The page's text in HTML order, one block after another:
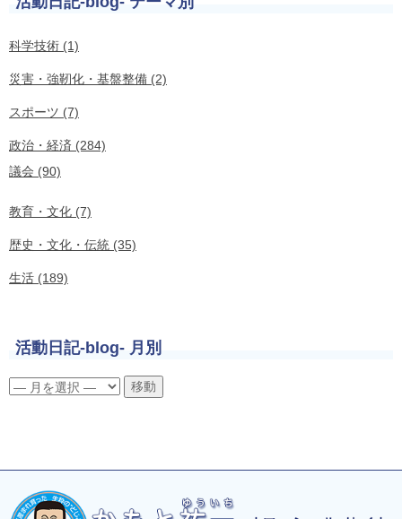
科学技術 (1)
災害・強靭化・基盤整備 (2)
スポーツ (7)
政治・経済 (284)
議会 (90)
教育・文化 (7)
歴史・文化・伝統 (35)
生活 (189)
活動日記-blog- 月別